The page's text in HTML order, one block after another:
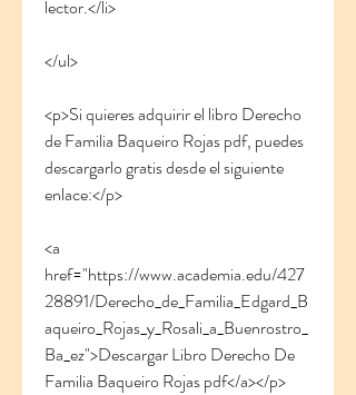
lector.</li>
</ul>
<p>Si quieres adquirir el libro Derecho
de Familia Baqueiro Rojas pdf, puedes
descargarlo gratis desde el siguiente
enlace:</p>
<a
href="https://www.academia.edu/427
28891/Derecho_de_Familia_Edgard_B
aqueiro_Rojas_y_Rosali_a_Buenrostro_
Ba_ez">Descargar Libro Derecho De
Familia Baqueiro Rojas pdf</a></p>